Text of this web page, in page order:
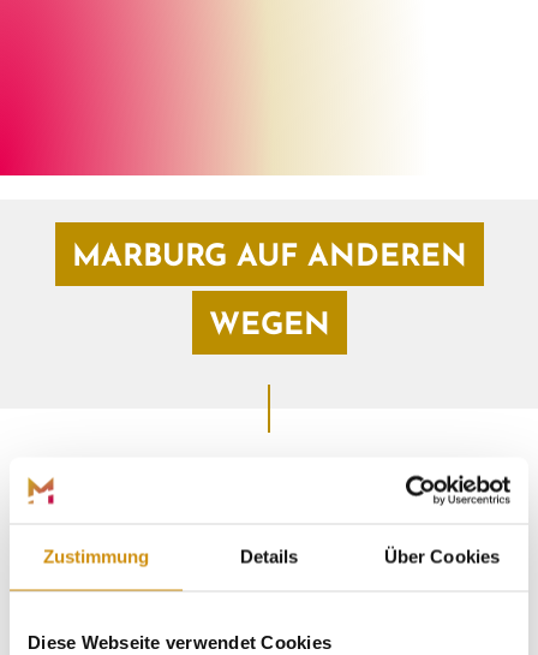
Zustimmung Details Über Cookies
Diese Webseite verwendet Cookies
MARBURG AUF ANDEREN
WEGEN
RUNDFAHRT MIT DER ELISABETH II AUF
Bei der Rundfahrt mit der Elisabeth II
entdeckst du Marburg vom Wasser
aus.